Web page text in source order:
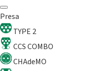
Presa
TYPE 2
CCS COMBO
CHAdeMO